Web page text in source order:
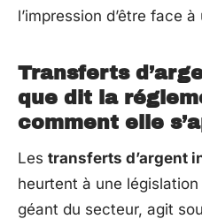
l’impression d’être face
Transferts
que dit la
comment elle
Les transferts d’argent
heurtent à une
géant du secteur, agit